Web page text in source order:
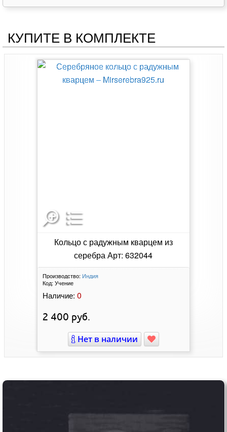
КУПИТЕ В КОМПЛЕКТЕ
Кольцо с радужным кварцем из
серебра Арт: 632044
Производство: Индия
Код: Учение
Наличие: 0
2 400 руб.
Нет в наличии